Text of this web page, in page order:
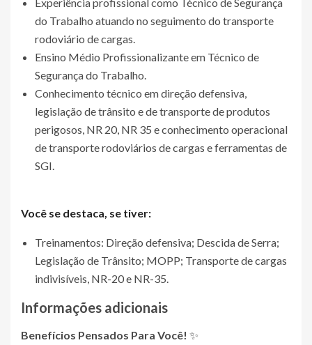
do Trabalho atuando no seguimento do transporte
rodoviário de cargas.
Ensino Médio Profissionalizante em Técnico de
Segurança do Trabalho.
Conhecimento técnico em direção defensiva,
legislação de trânsito e de transporte de produtos
perigosos, NR 20, NR 35 e conhecimento operacional
de transporte rodoviários de cargas e ferramentas de
SGI.
Você se destaca, se tiver:
Treinamentos: Direção defensiva; Descida de Serra;
Legislação de Trânsito; MOPP; Transporte de cargas
indivisíveis, NR-20 e NR-35.
Informações adicionais
Benefícios Pensados Para Você! ✨